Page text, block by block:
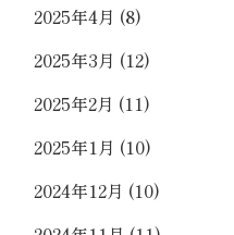
2025年4月 (8)
2025年3月 (12)
2025年2月 (11)
2025年1月 (10)
2024年12月 (10)